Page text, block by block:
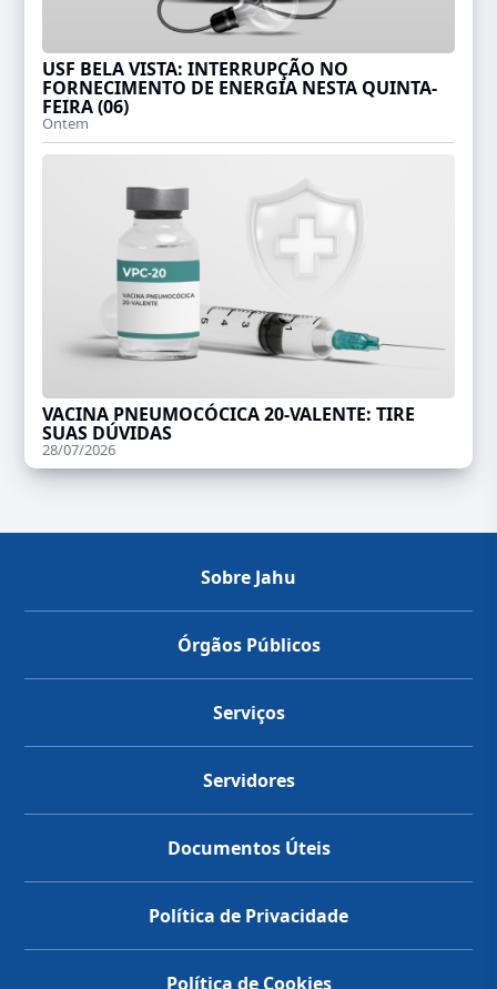
USF BELA VISTA: INTERRUPÇÃO NO
FORNECIMENTO DE ENERGIA NESTA QUINTA-
FEIRA (06)
Ontem
VACINA PNEUMOCÓCICA 20-VALENTE: TIRE
SUAS DÚVIDAS
28/07/2026
Sobre Jahu
Órgãos Públicos
Serviços
Servidores
Documentos Úteis
Política de Privacidade
Política de Cookies